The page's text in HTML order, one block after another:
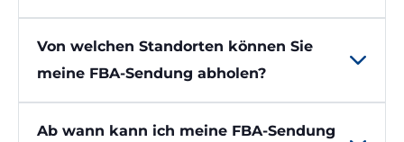
Von welchen Standorten können Sie
meine FBA-Sendung abholen?
Ab wann kann ich meine FBA-Sendung